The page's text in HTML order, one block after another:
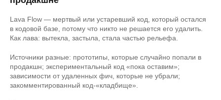
Lava Flow — мертвый или устаревший код, который остался
в кодовой базе, потому что никто не решается его удалить.
Как лава: вытекла, застыла, стала частью рельефа.
Источники разные: прототипы, которые случайно попали в
продакшн; экспериментальный код «пока оставим»;
зависимости от удаленных фич, которые не убрали;
закомментированный код-«кладбище».